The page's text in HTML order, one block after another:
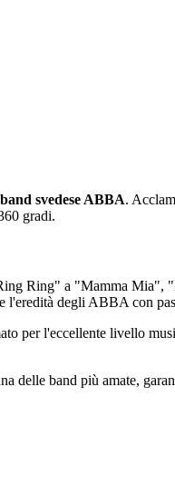
band svedese ABBA.
gradi.
Ring" a "Mamma Mia",
l'eredità degli ABBA con
per l'eccellente livello
delle band più amate,